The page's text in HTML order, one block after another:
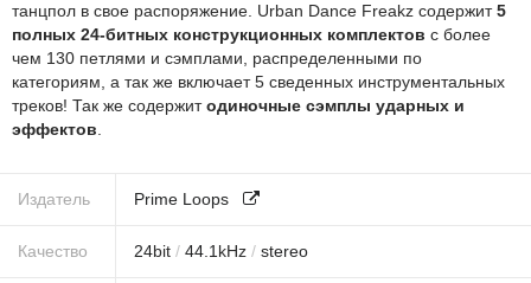
танцпол в свое распоряжение. Urban Dance Freakz содержит5
полных 24-битных конструкционных комплектов с более
чем 130 петлями и сэмплами, распределенными по
категориям, а так же включает 5 сведенных инструментальных
треков! Так же содержитодиночные сэмплы ударных и
эффектов
Издатель Prime Loops
Качество 24bit / 44.1 kHz / stereo